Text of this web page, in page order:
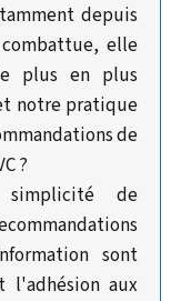
depuis
elle
plus en plus
notre pratique
de
?
simplicité de
sont
aux